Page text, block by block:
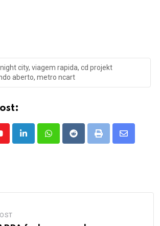
city, viagem rapida, cd projekt
aberto, metro ncart
LinkedInWhatsappRedditPrint
Share